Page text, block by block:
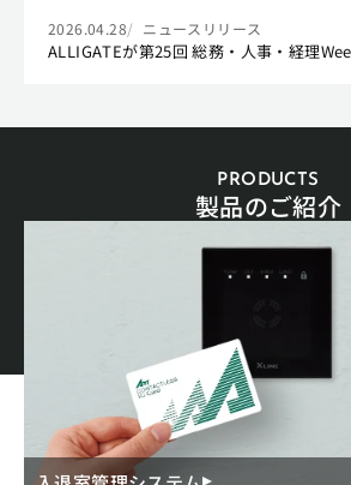
2026.04.28 ニュースリリース
ALLIGATEが第25回 総務・人事・経理
PRODUCTS
製品のご紹介